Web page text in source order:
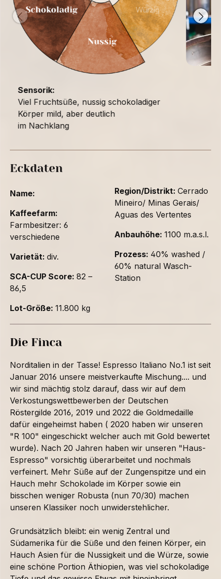
Sensorik:
Viel Fruchtsüße, nussig schokoladiger
Körper mild, aber deutlich
im Nachklang
Eckdaten
Name:
Kaffeefarm:
Farmbesitzer: 6
verschiedene
Varietät: div.
SCA-CUP Score: 82 –
86,5
Lot-Größe: 11.800 kg
Region/Distrikt: Cerrado
Mineiro/ Minas Gerais/
Aguas des Vertentes
Anbauhöhe: 1100 m.a.s.l.
Prozess: 40% washed /
60% natural Wasch-
Station
Die Finca
Norditalien in der Tasse! Espresso Italiano No.1 ist seit
Januar 2016 unsere meistverkaufte Mischung.... und
wir sind mächtig stolz darauf, dass wir auf dem
Verkostungswettbewerben der Deutschen
Röstergilde 2016, 2019 und 2022 die Goldmedaille
dafür eingeheimst haben ( 2020 haben wir unseren
"R 100" eingeschickt welcher auch mit Gold bewertet
wurde). Nach 20 Jahren haben wir unseren "Haus-
Espresso" vorsichtig überarbeitet und nochmals
verfeinert. Mehr Süße auf der Zungenspitze und ein
Hauch mehr Schokolade im Körper sowie ein
bisschen weniger Robusta (nun 70/30) machen
unseren Klassiker noch unwiderstehlicher.
Grundsätzlich bleibt: ein wenig Zentral und
Südamerika für die Süße und den feinen Körper, ein
Hauch Asien für die Nussigkeit und die Würze, sowie
eine schöne Portion Äthiopien, was viel schokoladige